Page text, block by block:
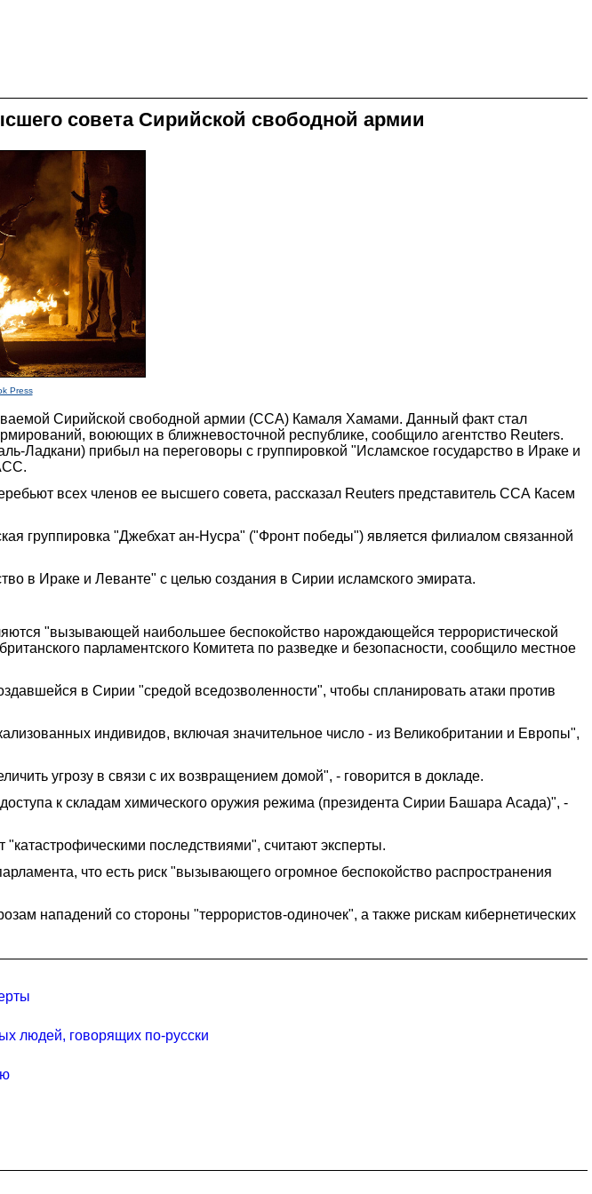
совета Сирийской свободной армии
Press
Сирийской свободной армии (ССА) Камаля Хамами. Данный факт стал
воюющих в ближневосточной республике, сообщило агентство Reuters.
Ладкани) прибыл на переговоры с группировкой "Исламское государство в Ираке и
всех членов ее высшего совета, рассказал Reuters представитель ССА Касем
группировка "Джебхат ан-Нусра" ("Фронт победы") является филиалом связанной
в Ираке и Леванте" с целью создания в Сирии исламского эмирата.
"вызывающей наибольшее беспокойство нарождающейся террористической
парламентского Комитета по разведке и безопасности, сообщило местное
в Сирии "средой вседозволенности", чтобы спланировать атаки против
индивидов, включая значительное число - из Великобритании и Европы",
угрозу в связи с их возвращением домой", - говорится в докладе.
к складам химического оружия режима (президента Сирии Башара Асада)", -
"катастрофическими последствиями", считают эксперты.
что есть риск "вызывающего огромное беспокойство распространения
нападений со стороны "террористов-одиночек", а также рискам кибернетических
людей, говорящих по-русски